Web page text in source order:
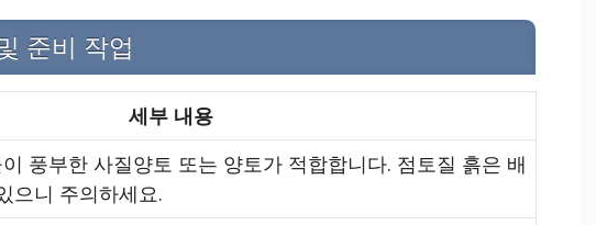
준비 작업
세부 내용
풍부한 사질양토 또는 양토가 적합합니다. 점토질 흙은 배
으니 주의하세요.